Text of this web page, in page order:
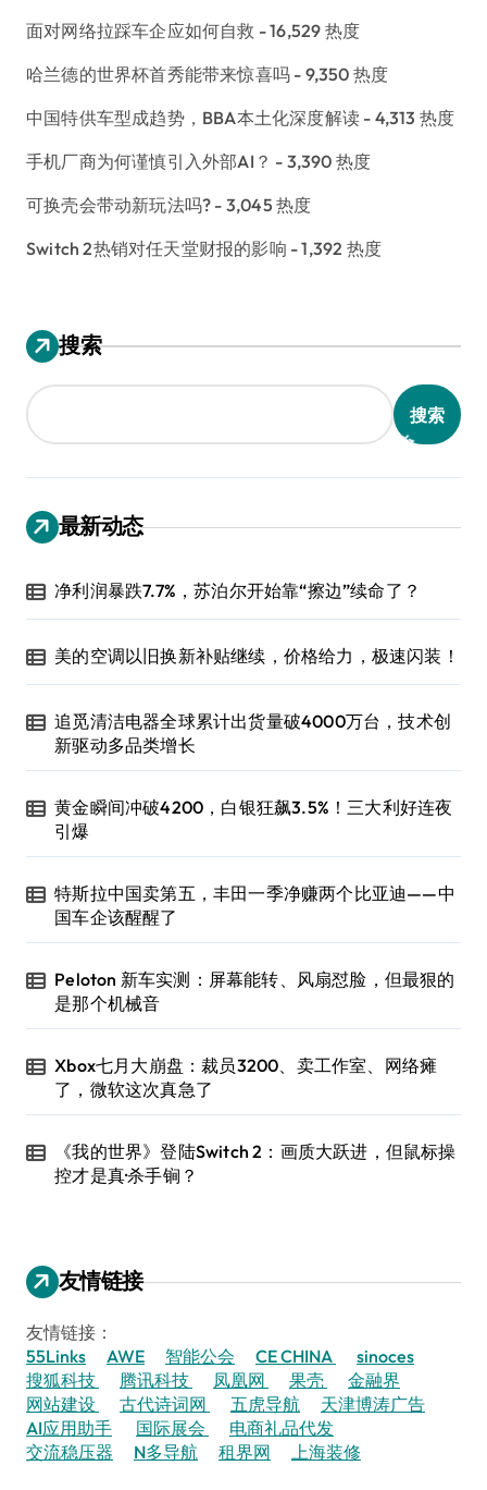
面对网络拉踩车企应如何自救 - 16,529 热度
哈兰德的世界杯首秀能带来惊喜吗 - 9,350 热度
中国特供车型成趋势，BBA本土化深度解读 - 4,313 热度
手机厂商为何谨慎引入外部AI？ - 3,390 热度
可换壳会带动新玩法吗? - 3,045 热度
Switch 2热销对任天堂财报的影响 - 1,392 热度
搜索
搜索
最新动态
净利润暴跌7.7%，苏泊尔开始靠“擦边”续命了？
美的空调以旧换新补贴继续，价格给力，极速闪装！
追觅清洁电器全球累计出货量破4000万台，技术创
新驱动多品类增长
黄金瞬间冲破4200，白银狂飙3.5%！三大利好连夜
引爆
特斯拉中国卖第五，丰田一季净赚两个比亚迪——中
国车企该醒醒了
Peloton 新车实测：屏幕能转、风扇怼脸，但最狠的
是那个机械音
Xbox七月大崩盘：裁员3200、卖工作室、网络瘫
了，微软这次真急了
《我的世界》登陆Switch 2：画质大跃进，但鼠标操
控才是真·杀手锏？
友情链接
友情链接：
55Links
AWE 智能公会 CE CHINA
sinoces
搜狐科技
腾讯科技 凤凰网 果壳
金融界
网站建设
古代诗词网 五虎导航
天津博涛广告
AI应用助手
国际展会
电商礼品代发
交流稳压器
N多导航 租界网 上海装修